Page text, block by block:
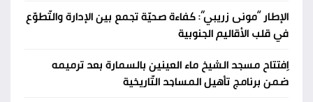
الإطار “مونى زريبي”: كفاءة صحيّة تجمع بين الإدارة والتّطوّع
في قلب الأقاليم الجنوبية
اِفتتاح مسجد الشيخ ماء العينين بالسمارة بعد ترميمه
ضمن برنامج تأهيل المساجد التّاريخية